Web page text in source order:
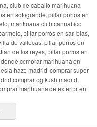
club de caballo marihuana
en sotogrande, pillar porros en
marihuana club cannabico
pillar porros en san blas,
de vallecas, pillar porros en
de los reyes, pillar porros en
comprar marihuana en
haze madrid, comprar super
og kush madrid,
marihuana de exterior en